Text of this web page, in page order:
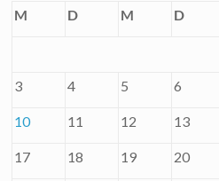
M D M D
3 4 5 6
10 11 12 13
17 18 19 20